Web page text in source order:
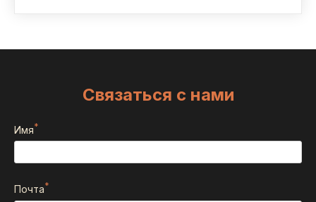
Связаться с нами
Имя*
Почта*